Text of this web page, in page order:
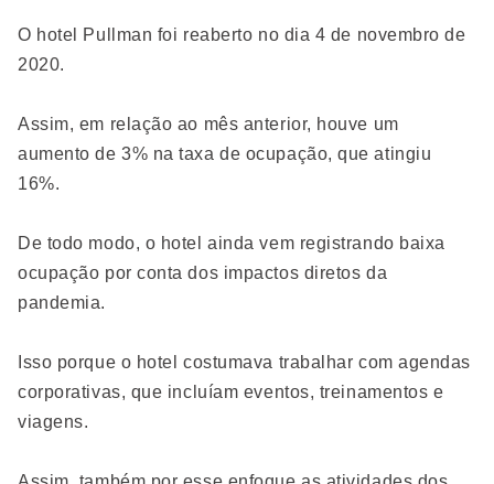
O hotel Pullman foi reaberto no dia 4 de novembro de
2020.
Assim, em relação ao mês anterior, houve um
aumento de 3% na taxa de ocupação, que atingiu
16%.
De todo modo, o hotel ainda vem registrando baixa
ocupação por conta dos impactos diretos da
pandemia.
Isso porque o hotel costumava trabalhar com agendas
corporativas, que incluíam eventos, treinamentos e
viagens.